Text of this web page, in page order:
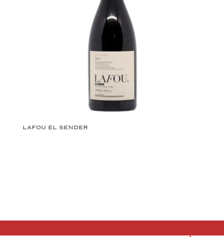
LAFOU EL SENDER